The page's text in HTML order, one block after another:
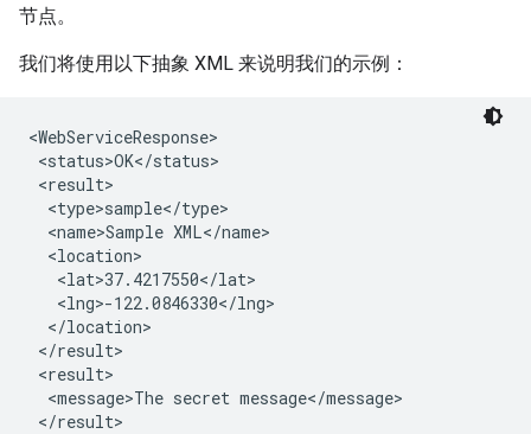
节点。
我们将使用以下抽象 XML 来说明我们的示例：
<WebServiceResponse>
<status>OK</status>
<result>
  <type>sample</type>
  <name>Sample XML</name>
  <location>
   <lat>37.4217550</lat>
   <lng>-122.0846330</lng>
  </location>
</result>
<result>
  <message>The secret message</message>
</result>